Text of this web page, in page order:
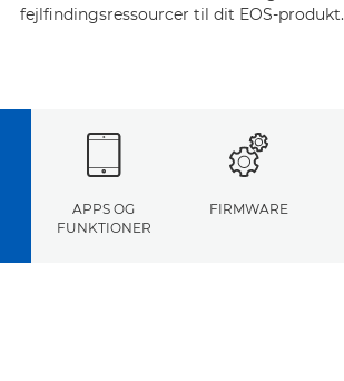
fejlfindingsressourcer til dit EOS-produkt.
APPS OG
FUNKTIONER
FIRMWARE